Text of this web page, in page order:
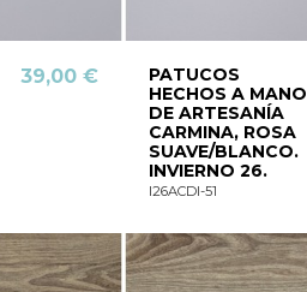
39,00 €
PATUCOS
HECHOS A MANO
DE ARTESANÍA
CARMINA, ROSA
SUAVE/BLANCO.
INVIERNO 26.
I26ACDI-51